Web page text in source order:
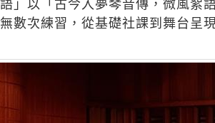
數次練習，從基礎社課到舞台呈